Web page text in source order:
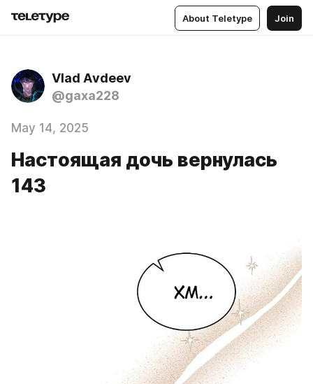
About Teletype Join
Vlad Аvdeev
@gaxa228
May 14, 2025
Настоящая дочь вернулась
143